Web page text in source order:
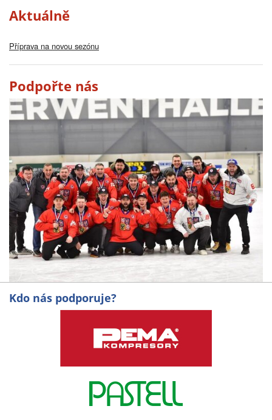
Aktuálně
Příprava na novou sezónu
Podpořte nás
Kdo nás podporuje?